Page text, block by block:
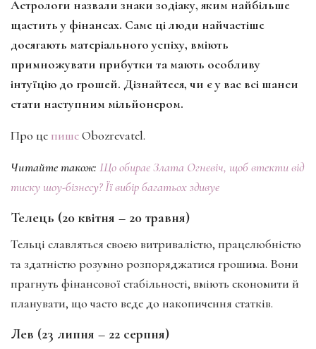
Астрологи назвали знаки зодіаку, яким найбільше
щастить у фінансах. Саме ці люди найчастіше
досягають матеріального успіху, вміють
примножувати прибутки та мають особливу
інтуїцію до грошей. Дізнайтеся, чи є у вас всі шанси
стати наступним мільйонером.
Про це пишеОbozrevatel.
Читайте також: Що обирає Злата Огнєвіч, щоб втекти від
тиску шоу-бізнесу? Її вибір багатьох здивує
Телець (20 квітня – 20 травня)
Тельці славляться своєю витривалістю, працелюбністю
та здатністю розумно розпоряджатися грошима. Вони
прагнуть фінансової стабільності, вміють економити й
планувати, що часто веде до накопичення статків.
Лев (23 липня – 22 серпня)